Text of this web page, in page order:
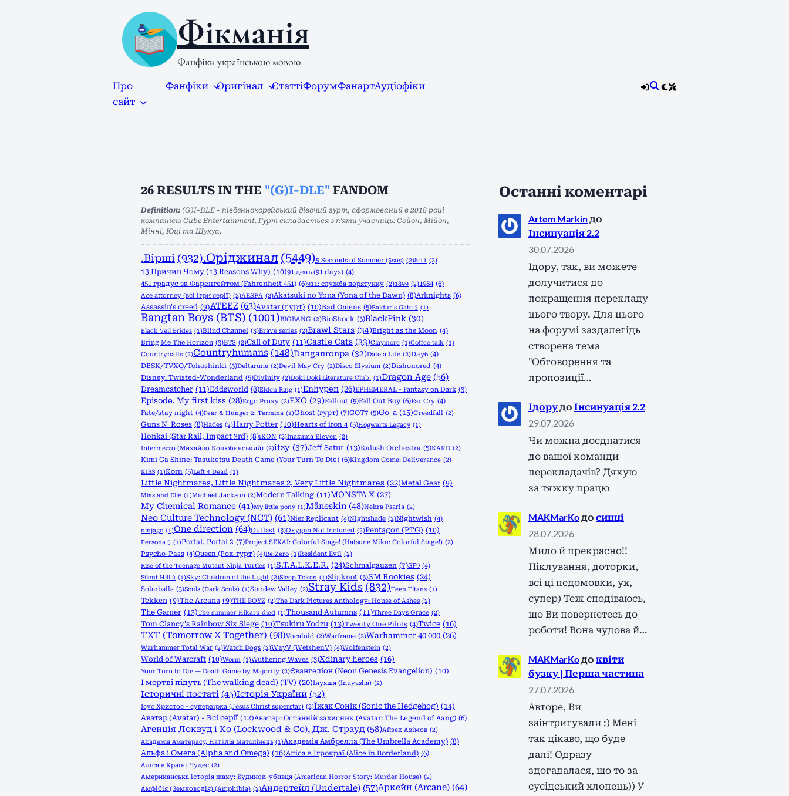
Фікманія
Фанфіки українською мовою
Про
сайт
Фанфіки Оригінал СтаттіФорумФанартАудіофіки
26 RESULTS IN THE "(G)I-DLE" FANDOM
Definition: (G)I-DLE - південнокорейський дівочий гурт, сформований в 2018 році
компанією Cube Entertainment. Гурт складається з п'яти учасниць: Сойон, Мійон,
Мінні, Юці та Шухуа.
.Вірші (932).Оріджинал (5449)5 Seconds of Summer (5sos) (2)8:11 (2)
13 Причин Чому (13 Reasons Why) (10)91 день (91 days) (4)
451 градус за Фаренгейтом (Fahrenheit 451) (6)911: служба порятунку (2)1899 (2)1984 (6)
Ace attorney (всі ігри серії) (2)AESPA (2)Akatsuki no Yona (Yona of the Dawn) (8)Arknights (6)
Assassin's creed (9)ATEEZ (63)Avatar (гурт) (10)Bad Omens (5)Baldur's Gate 3 (1)
Bangtan Boys (BTS) (1001)BIGBANG (2)BioShock (5)BlackPink (30)
Black Veil Brides (1)Blind Channel (3)Brave series (2)Brawl Stars (34)Bright as the Moon (4)
Bring Me The Horizon (3)BTS (2)Call of Duty (11)Castle Cats (33)Claymore (1)Coffee talk (1)
Countryballs (2)Countryhumans (148)Danganronpa (32)Date a Life (2)Day6 (4)
DBSK/TVXQ/Tohoshinki (5)Deltarune (2)Devil May Cry (2)Disco Elysium (2)Dishonored (4)
Disney: Twisted-Wonderland (5)Divinity (2)Doki Doki Literature Club! (1)Dragon Age (56)
Dreamcatcher (11)Eddsworld (8)Elden Ring (1)Enhypen (26)EPHEMERAL - Fantasy on Dark (3)
Episode. My first kiss (28)Ergo Proxy (2)EXO (29)Fallout (5)Fall Out Boy (6)Far Cry (4)
Fate/stay night (4)Fear & Hunger 2: Termina (1)Ghost (гурт) (7)GOT7 (5)Go_a (15)Greedfall (2)
Guns N' Roses (8)Hades (2)Harry Potter (10)Hearts of iron 4 (5)Hogwarts Legacy (1)
Honkai (Star Rail, Impact 3rd) (8)iKON (2)Inazuma Eleven (2)
Intermezzo (Михайло Коцюбинський) (2)itzy (37)Jeff Satur (13)Kalush Orchestra (5)KARD (2)
Kimi Ga Shine: Tasuketsu Death Game (Your Turn To Die) (6)Kingdom Come: Deliverance (2)
KISS (1)Korn (5)Left 4 Dead (1)
Little Nightmares, Little Nightmares 2, Very Little Nightmares (22)Metal Gear (9)
Mias and Elle (1)Michael Jackson (2)Modern Talking (11)MONSTA X (27)
My Chemical Romance (41)My little pony (1)Måneskin (48)Nekra Psaria (2)
Neo Culture Technology (NCT) (61)Nier Replicant (4)Nightshade (2)Nightwish (4)
ninjago (1)One direction (64)Outlast (3)Oxygen Not Included (2)Pentagon (PTG) (10)
Persona 5 (1)Portal, Portal 2 (7)Project SEKAI: Colorful Stage! (Hatsune Miku: Colorful Stage!) (2)
Psycho-Pass (4)Queen (Рок-гурт) (4)Re:Zero (1)Resident Evil (2)
Rise of the Teenage Mutant Ninja Turtles (1)S.T.A.L.K.E.R. (24)Schmalgauzen (7)SF9 (4)
Silent Hill 2 (1)Sky: Children of the Light (2)Sleep Token (1)Slipknot (5)SM Rookies (24)
Solarballs (3)Souls (Dark Souls) (1)Stardew Valley (2)Stray Kids (832)Teen Titans (1)
Tekken (9)The Arcana (9)THE BOYZ (2)The Dark Pictures Anthology: House of Ashes (2)
The Gamer (13)The summer Hikaru died (1)Thousand Autumns (11)Three Days Grace (2)
Tom Clancy's Rainbow Six Siege (10)Tsukiru Yodzu (13)Twenty One Pilots (4)Twice (16)
TXT (Tomorrow X Together) (98)Vocaloid (2)Warframe (2)Warhammer 40 000 (26)
Warhammer Total War (2)Watch Dogs (2)WayV (WeishenV) (4)Wolfenstein (2)
World of Warcraft (10)Worm (1)Wuthering Waves (3)Xdinary heroes (16)
Your Turn to Die — Death Game by Majority (2)Євангеліон (Neon Genesis Evangelion) (10)
І мертві підуть (The walking dead) (TV) (20)Інуяшя (Inuyasha) (2)
Історичні постаті (45)Історія України (52)
Ісус Христос - суперзірка (Jesus Christ superstar) (2)Їжак Сонік (Sonic the Hedgehog) (14)
Аватар (Avatar) - Всі серії (12)Аватар: Останній захисник (Avatar: The Legend of Aang) (6)
Агенція Локвуд і Кo (Lockwood & Co), Дж. Страуд (58)Айзек Азімов (2)
Академія Аматерасу, Наталія Матолінець (1)Академія Амбрелла (The Umbrella Academy) (8)
Альфа і Омега (Alpha and Omega) (16)Аліса в Ігрокраї (Alice in Borderland) (6)
Аліса в Країні Чудес (2)
Американська історія жаху: Будинок-убивця (American Horror Story: Murder House) (2)
Амфібія (Земноводія) (Amphibia) (2)Андертейл (Undertale) (57)Аркейн (Arcane) (64)
Останні коментарі
Artem Markinдо
Інсинуація 2.2
30.07.2026
Ідору, так, ви можете
долучитися до
покращення перекладу
цього твору. Для цього
на форумі заздалегідь
створена тема
"Обговорення та
пропозиції…
Ідорудо Інсинуація 2.2
29.07.2026
Чи можна доєднатися
до вашої команди
перекладачів? Дякую
за тяжку працю
MAKMarKoдо синці
28.07.2026
Мило й прекрасно!!
Піклування, доторки,
всі ці недомовки, ух,
супер) Теж сподіваюсь,
що Ви повернетесь до
роботи! Вона чудова й…
MAKMarKoдо квіти
бузку | Перша частина
27.07.2026
Авторе, Ви
заінтригували :) Мені
так цікаво, що буде
далі! Одразу
здогадалася, що то за
сусідський хлопець)) У